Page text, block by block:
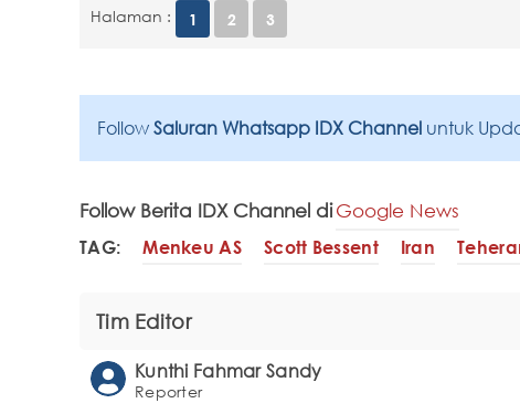
Halaman : 1 2 3
Follow Saluran Whatsapp IDX Channel untuk
Follow Berita IDX Channel diGoogle News
TAG: Menkeu AS Scott Bessent Iran
Tim Editor
Kunthi Fahmar Sandy
Reporter